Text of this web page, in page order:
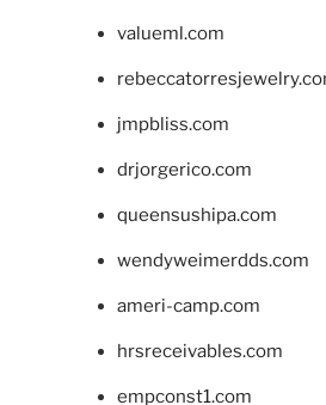
valueml.com
jmpbliss.com
drjorgerico.com
queensushipa.com
wendyweimerdds.com
ameri-camp.com
hrsreceivables.com
empconst1.com